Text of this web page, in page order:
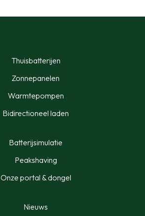
Thuisbatterijen
Zonnepanelen
Warmtepompen
Bidirectioneel laden
Batterijsimulatie
Peakshaving
Onze portal & dongel
Nieuws